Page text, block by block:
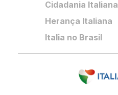
Cidadania Italiana
Herança Italiana
Italia no Brasil